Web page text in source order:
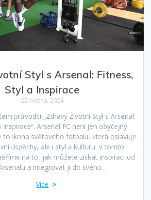
Styl s Arsenal: Fitness,
Styl a Inspirace
22 května, 2024
průvodci „Zdravý Životní Styl s Arsenal:
Inspirace“. Arsenal FC není jen obyčejný
to ikona světového fotbalu, která oslavuje
úspěchy, ale i styl a kulturu. V tomto
na to, jak můžete získat inspiraci od
a integrovat ji do svého…
Více